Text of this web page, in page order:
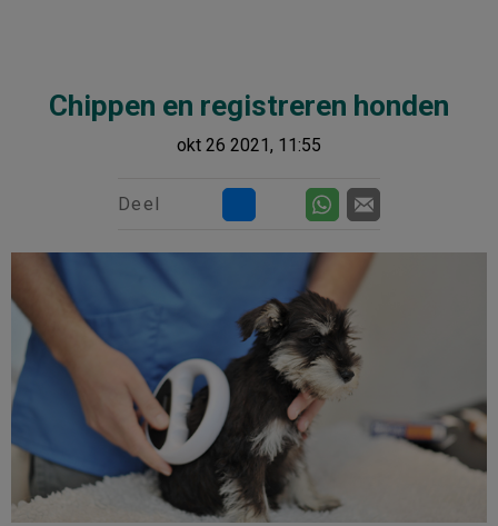
Chippen en registreren honden
okt 26 2021, 11:55
Deel